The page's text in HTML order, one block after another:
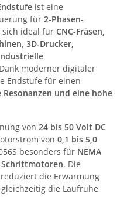
ist eine
für 2-Phasen-
sich ideal für CNC-Fräsen,
3D-Drucker,
moderner digitaler
Endstufe für einen
und eine hohe
von 24 bis 50 Volt DC
von 0,1 bis 5,0
besonders für NEMA
Schrittmotoren. Die
die Erwärmung
die Laufruhe